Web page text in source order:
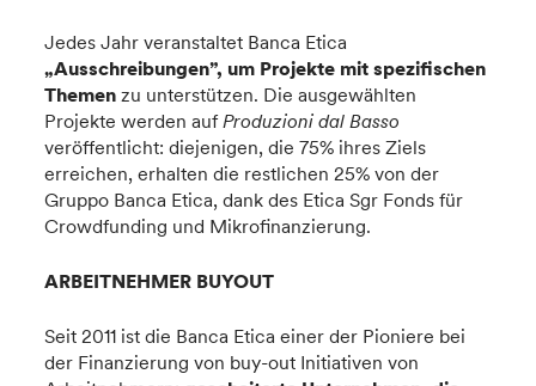
Jedes Jahr veranstaltet Banca Etica
„Ausschreibungen”, um Projekte mit spezifischen
Themen zu unterstützen. Die ausgewählten
Projekte werden auf Produzioni dal Basso
veröffentlicht: diejenigen, die 75% ihres Ziels
erreichen, erhalten die restlichen 25% von der
Gruppo Banca Etica, dank des Etica Sgr Fonds für
Crowdfunding und Mikrofinanzierung.
ARBEITNEHMER BUYOUT
Seit 2011 ist die Banca Etica einer der Pioniere bei
der Finanzierung von buy-out Initiativen von